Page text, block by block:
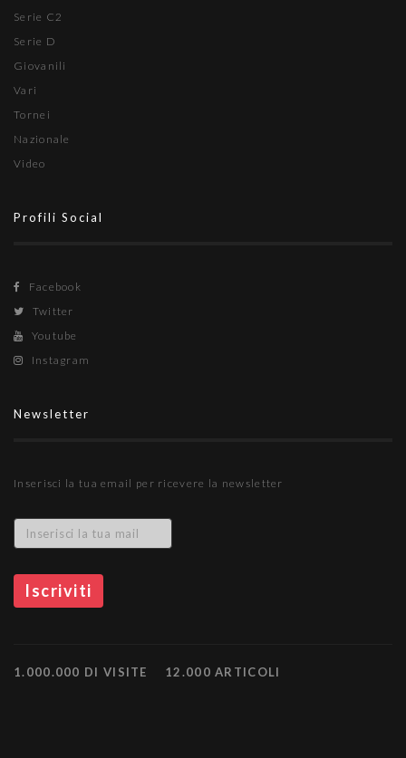
Serie C2
Serie D
Giovanili
Vari
Tornei
Nazionale
Video
Profili Social
Facebook
Twitter
Youtube
Instagram
Newsletter
Inserisci la tua email per ricevere la newsletter
1.000.000 DI VISITE 12.000 ARTICOLI